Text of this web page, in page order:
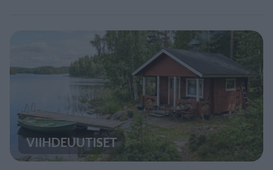
VIIHDEUUTISET